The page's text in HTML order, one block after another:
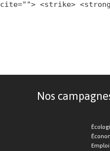
cite=""> <strike>
Nos
Emploi